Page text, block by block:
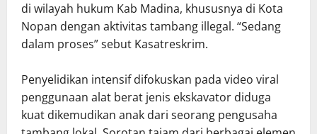
di wilayah hukum Kab Madina, khususnya di Kota
Nopan dengan aktivitas tambang illegal. “Sedang
dalam proses” sebut Kasatreskrim.
Penyelidikan intensif difokuskan pada video viral
penggunaan alat berat jenis ekskavator diduga
kuat dikemudikan anak dari seorang pengusaha